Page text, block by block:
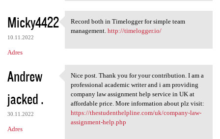
Micky4422
10.11.2022
Adres
Record both in Timelogger for
Record both in Timelogger for simple team
management. http://timelogger.io/
Andrew
jacked .
30.11.2022
Adres
Nice post. Thank you for your
Nice post. Thank you for your contribution. I am a
professional academic writer and i am providing
company law assignment help service in UK at
affordable price. More information about plz visit:
https://thestudenthelpline.com/uk/company-law-
assignment-help.php